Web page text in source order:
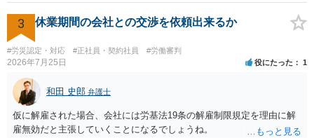
期間満了による退職は、業務労災への適用はありませんので、ご安心
ください。 仮に会社が打切り補償をせずに解雇した場合は、不当解雇
に当たります。 ＞労災の休業補償と、所得補償保険の保険金とは別
に、受け取れる金銭はありますでしょうか？ 業務労災の場合は、会社
の安全配慮義務違反が認められると解されますので、会社の損害賠償
責任（治療費、通院慰謝料、入院費、入院慰謝料、後遺障害慰謝料、
逸失利益等）が認められる可能性が高いと思われます。 また、業務労
災での第三者行為傷害（同僚の不注意等による事故）の場合は、当該
第三者の賠償責任も考えられます。 労災で支払われた分は、損害額か
ら控除（損益相殺）されますが、それを超えた部分は、会社もしく
3 休業期間の会社との交渉を依頼出来るか
#労災認定・対応 #正社員・契約社員 #労働審判
2026年7月25日 役にたった 1
和田 史郎 弁護士
仮に解雇された場合、会社には労基法19条の解雇制限規定を理由に解
雇無効だと主張していくことになるでしょうね。